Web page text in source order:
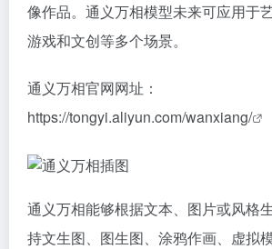
像作品。通义万相模型未来可应用于
游戏和文创等多个场景。
通义万相官网网址：
https://tongyi.aliyun.com/wanxiang/
通义万相能够根据文本、图片或风格
持文生图、图生图、涂鸦作画、虚拟